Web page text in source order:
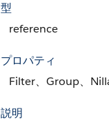
型
reference
プロパティ
Filter、Group、
説明